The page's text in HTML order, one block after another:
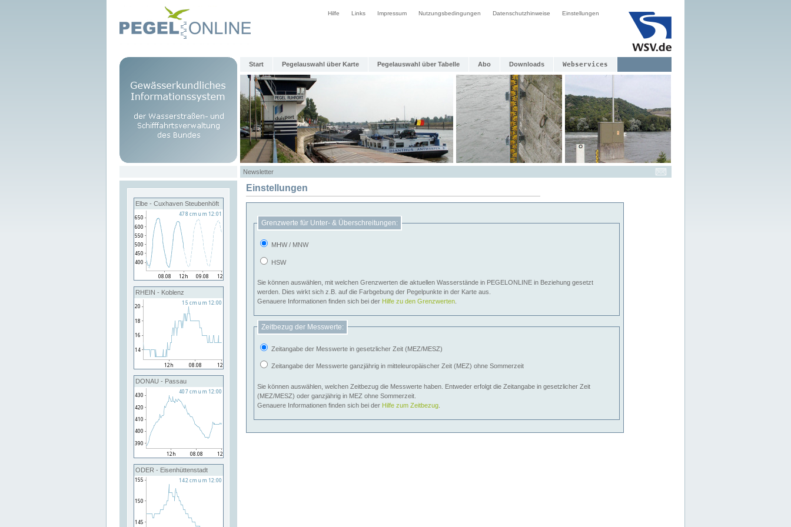
Hilfe Links Impressum Nutzungsbedingungen Datenschutzhinweise Einstellungen
Start Pegelauswahl über Karte Pegelauswahl über Tabelle Abo Downloads Webservices
Newsletter
Elbe - Cuxhaven Steubenhöft
RHEIN - Koblenz
DONAU - Passau
ODER - Eisenhüttenstadt
Einstellungen
Grenzwerte für Unter- & Überschreitungen:
MHW / MNW
HSW
Sie können auswählen, mit welchen Grenzwerten die aktuellen Wasserstände in PEGELONLINE in Beziehung gesetzt
werden. Dies wirkt sich z.B. auf die Farbgebung der Pegelpunkte in der Karte aus.
Genauere Informationen finden sich bei der Hilfe zu den Grenzwerten
Zeitbezug der Messwerte:
Zeitangabe der Messwerte in gesetzlicher Zeit (MEZ/MESZ)
Zeitangabe der Messwerte ganzjährig in mitteleuropäischer Zeit (MEZ) ohne Sommerzeit
Sie können auswählen, welchen Zeitbezug die Messwerte haben. Entweder erfolgt die Zeitangabe in gesetzlicher Zeit
(MEZ/MESZ) oder ganzjährig in MEZ ohne Sommerzeit.
Genauere Informationen finden sich bei der Hilfe zum Zeitbezug